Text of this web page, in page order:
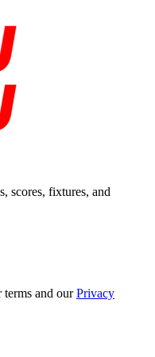
scores, fixtures, and
terms and ourPrivacy